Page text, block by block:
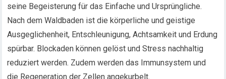
seine Begeisterung für das Einfache und Ursprüngliche.
Nach dem Waldbaden ist die körperliche und geistige
Ausgeglichenheit, Entschleunigung, Achtsamkeit und Erdung
spürbar. Blockaden können gelöst und Stress nachhaltig
reduziert werden. Zudem werden das Immunsystem und
die Regeneration der Zellen angekurbelt.